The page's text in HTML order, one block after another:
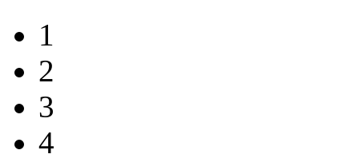
1
2
3
4